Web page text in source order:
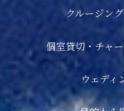
クルージン
個室貸切・チャ
ウェディ